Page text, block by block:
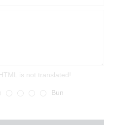
is not translated!
Bun